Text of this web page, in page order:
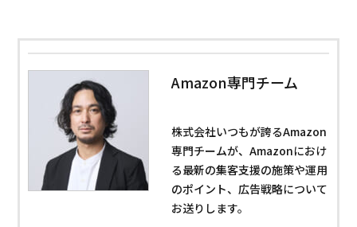
Amazon専門チーム
株式会社いつもが誇るAmazon
専門チームが、Amazonにおけ
る最新の集客支援の施策や運用
のポイント、広告戦略について
お送りします。